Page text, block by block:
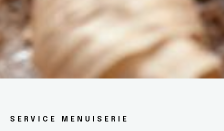
SERVICE MENUISERIE